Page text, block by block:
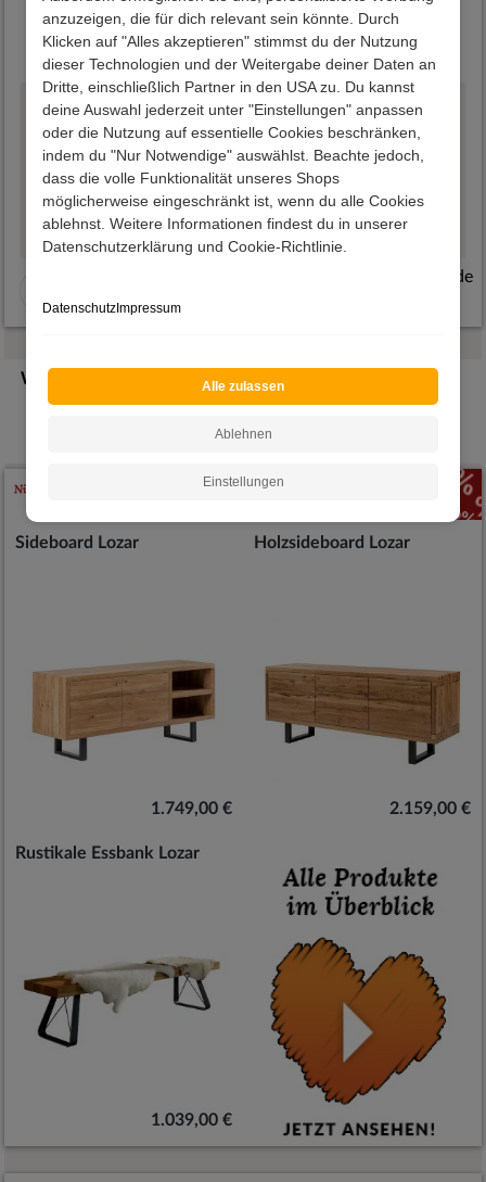
anzuzeigen, die für dich relevant sein könnte. Durch
Klicken auf "Alles akzeptieren" stimmst du der Nutzung
dieser Technologien und der Weitergabe deiner Daten an
Dritte, einschließlich Partner in den USA zu. Du kannst
deine Auswahl jederzeit unter "Einstellungen" anpassen
oder die Nutzung auf essentielle Cookies beschränken,
indem du "Nur Notwendige" auswählst. Beachte jedoch,
dass die volle Funktionalität unseres Shops
möglicherweise eingeschränkt ist, wenn du alle Cookies
ablehnst. Weitere Informationen findest du in unserer
Datenschutzerklärung und Cookie-Richtlinie.
DatenschutzImpressum
Alle zulassen
Ablehnen
Einstellungen
Hervorragende
4.7 basierend auf 12301 Bewertungen
06.08.2026 20:05:50
Sehr schnelle und
unkomplizierte
Lieferung. Ware war
sehr gut verpackt.
Lieferstand war sehr
02.08.2026 17:54:49
Sehr schöne, stabile
Gartenmöbel, einfache,
übersichtliche
Bestellung, viele
eKomi.de
Weitere Angebote
Sideboard Lozar
1.749,00 €
Holzsideboard Lozar
2.159,00 €
Rustikale Essbank Lozar
1.039,00 €